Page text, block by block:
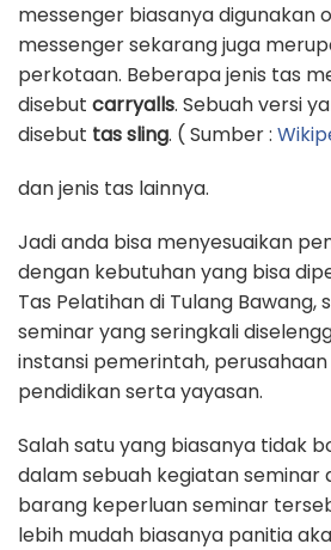
messenger biasanya digunakan
messenger sekarang juga
perkotaan. Beberapa jenis tas
disebut carryalls. Sebuah versi
disebut tas sling. ( Sumber :
dan jenis tas lainnya.
Jadi anda bisa menyesuaikan
dengan kebutuhan yang bisa
Tas Pelatihan di Tulang
seminar yang seringkali
instansi pemerintah,
pendidikan serta yayasan.
Salah satu yang biasanya tidak
dalam sebuah kegiatan seminar
barang keperluan seminar
lebih mudah biasanya panitia